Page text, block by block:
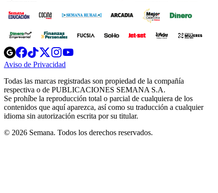
Opens
in
new
Opens
in
new
Opens
in
new
window
Opens
new
windowwindow
Aviso de Privacidad
new
window
Todas las marcas registradas son propiedad de la compañía
respectiva o de PUBLICACIONES SEMANA S.A.
Se prohíbe la reproducción total o parcial de cualquiera de los
contenidos que aquí aparezca, así como su traducción a cualquier
idioma sin autorización escrita por su titular.
© 2026 Semana. Todos los derechos reservados.